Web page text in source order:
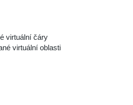
virtuální čáry
virtuální oblasti